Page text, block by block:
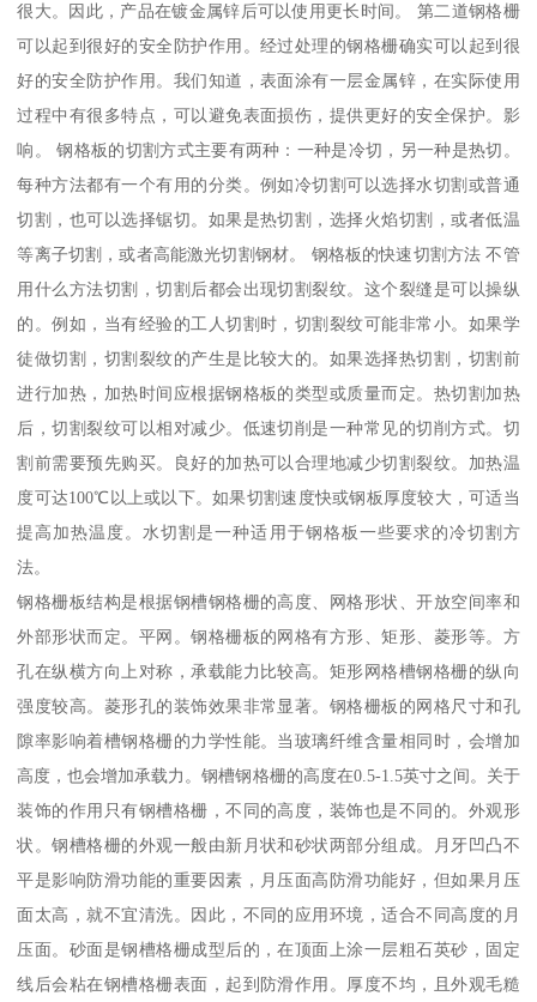
很大。因此，产品在镀金属锌后可以使用更长时间。 第二道钢格栅
可以起到很好的安全防护作用。经过处理的钢格栅确实可以起到很
好的安全防护作用。我们知道，表面涂有一层金属锌，在实际使用
过程中有很多特点，可以避免表面损伤，提供更好的安全保护。影
响。 钢格板的切割方式主要有两种：一种是冷切，另一种是热切。
每种方法都有一个有用的分类。例如冷切割可以选择水切割或普通
切割，也可以选择锯切。如果是热切割，选择火焰切割，或者低温
等离子切割，或者高能激光切割钢材。 钢格板的快速切割方法 不管
用什么方法切割，切割后都会出现切割裂纹。这个裂缝是可以操纵
的。例如，当有经验的工人切割时，切割裂纹可能非常小。如果学
徒做切割，切割裂纹的产生是比较大的。如果选择热切割，切割前
进行加热，加热时间应根据钢格板的类型或质量而定。热切割加热
后，切割裂纹可以相对减少。低速切削是一种常见的切削方式。切
割前需要预先购买。良好的加热可以合理地减少切割裂纹。加热温
度可达100℃以上或以下。如果切割速度快或钢板厚度较大，可适当
提高加热温度。水切割是一种适用于钢格板一些要求的冷切割方
法。
钢格栅板结构是根据钢槽钢格栅的高度、网格形状、开放空间率和
外部形状而定。平网。钢格栅板的网格有方形、矩形、菱形等。方
孔在纵横方向上对称，承载能力比较高。矩形网格槽钢格栅的纵向
强度较高。菱形孔的装饰效果非常显著。钢格栅板的网格尺寸和孔
隙率影响着槽钢格栅的力学性能。当玻璃纤维含量相同时，会增加
高度，也会增加承载力。钢槽钢格栅的高度在0.5-1.5英寸之间。关于
装饰的作用只有钢槽格栅，不同的高度，装饰也是不同的。外观形
状。钢槽格栅的外观一般由新月状和砂状两部分组成。月牙凹凸不
平是影响防滑功能的重要因素，月压面高防滑功能好，但如果月压
面太高，就不宜清洗。因此，不同的应用环境，适合不同高度的月
压面。砂面是钢槽格栅成型后的，在顶面上涂一层粗石英砂，固定
线后会粘在钢槽格栅表面，起到防滑作用。厚度不均，且外观毛糙